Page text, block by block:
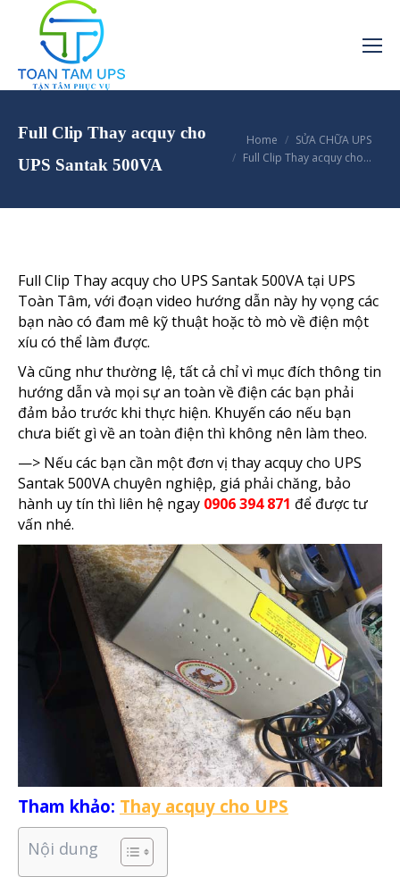
Full Clip Thay acquy cho
UPS Santak 500VA
You are here:
Home
SỬA CHỮA UPS
Full Clip Thay acquy cho…
Full Clip Thay acquy cho UPS Santak 500VA tại UPS
Toàn Tâm, với đoạn video hướng dẫn này hy vọng các
bạn nào có đam mê kỹ thuật hoặc tò mò về điện một
xíu có thể làm được.
Và cũng như thường lệ, tất cả chỉ vì mục đích thông tin
hướng dẫn và mọi sự an toàn về điện các bạn phải
đảm bảo trước khi thực hiện. Khuyến cáo nếu bạn
chưa biết gì về an toàn điện thì không nên làm theo.
—> Nếu các bạn cần một đơn vị thay acquy cho UPS
Santak 500VA chuyên nghiệp, giá phải chăng, bảo
hành uy tín thì liên hệ ngay 0906 394 871 để được tư
vấn nhé.
Tham khảo: Thay acquy cho UPS
Nội dung